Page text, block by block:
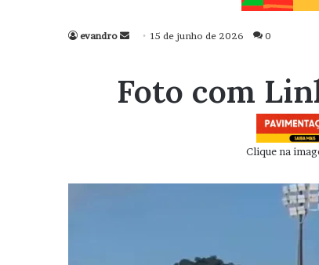
evandro
Mande
mail
15 de junho de 2026 0
Foto com
Clique na